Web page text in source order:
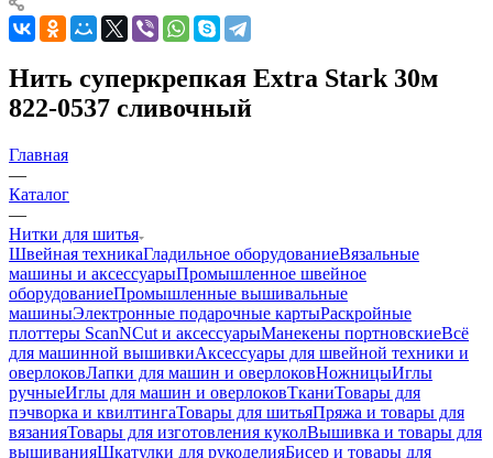
Нить суперкрепкая Extra Stark 30м
822-0537 сливочный
Главная
—
Каталог
—
Нитки для шитья
Швейная техникаГладильное оборудованиеВязальные
машины и аксессуарыПромышленное швейное
оборудованиеПромышленные вышивальные
машиныЭлектронные подарочные картыРаскройные
плоттеры ScanNCut и аксессуарыМанекены портновскиеВсё
для машинной вышивкиАксессуары для швейной техники и
оверлоковЛапки для машин и оверлоковНожницыИглы
ручныеИглы для машин и оверлоковТканиТовары для
пэчворка и квилтингаТовары для шитьяПряжа и товары для
вязанияТовары для изготовления куколВышивка и товары для
вышиванияШкатулки для рукоделияБисер и товары для